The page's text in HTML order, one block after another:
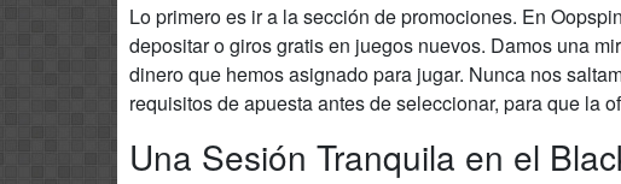
Lo primero es ir a la sección de promociones. En
depositar o giros gratis en juegos nuevos. Damos una
dinero que hemos asignado para jugar. Nunca nos
requisitos de apuesta antes de seleccionar, para que la
Una Sesión Tranquila en el